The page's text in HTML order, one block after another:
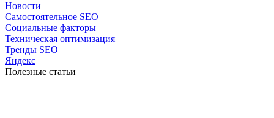
Новости
Самостоятельное SEO
Социальные факторы
Техническая оптимизация
Тренды SEO
Яндекс
Полезные статьи